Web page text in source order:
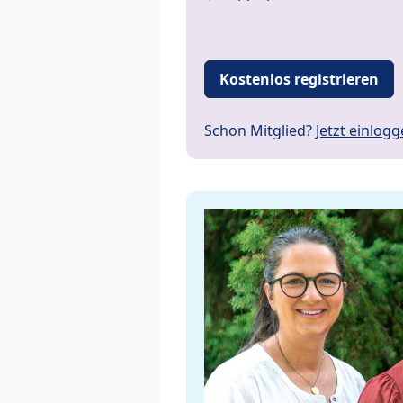
Kostenlos registrieren
Schon Mitglied? Jetzt